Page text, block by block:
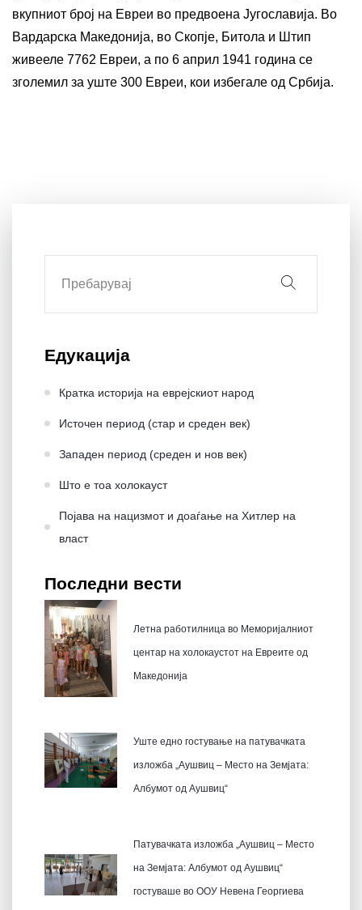
вкупниот број на Евреи во предвоена Југославија. Во
Вардарска Македонија, во Скопје, Битола и Штип
живееле 7762 Евреи, а по 6 април 1941 година се
зголемил за уште 300 Евреи, кои избегале од Србија.
Едукација
Кратка историја на еврејскиот народ
Источен период (стар и среден век)
Западен период (среден и нов век)
Што е тоа холокауст
Појава на нацизмот и доаѓање на Хитлер на
влaст
Последни вести
Летна работилница во Меморијалниот
центар на холокаустот на Евреите од
Македонија
Уште едно гостување на патувачката
изложба „Аушвиц – Место на Земјата:
Албумот од Аушвиц“
Патувачката изложба „Аушвиц – Место
на Земјата: Албумот од Аушвиц“
гостуваше во ООУ Невена Георгиева